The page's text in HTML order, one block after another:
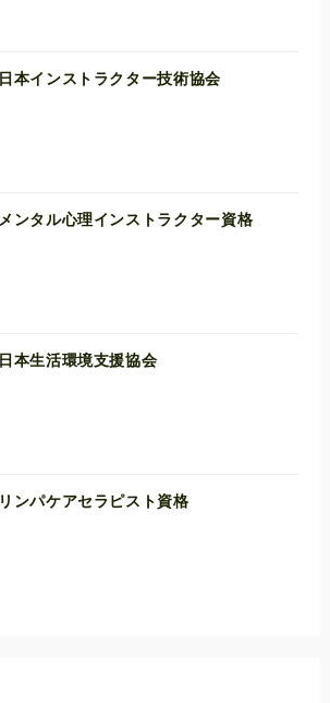
日本インストラクター技術協会
メンタル心理インストラクター資格
日本生活環境支援協会
リンパケアセラピスト資格